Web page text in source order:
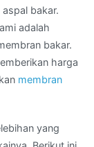
bakar.
adalah
bakar.
harga
membran
yang